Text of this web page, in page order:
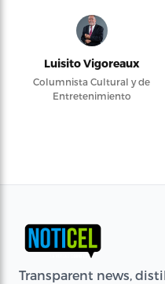
Luisito Vigoreaux
Columnista Cultural y de
Entretenimiento
Transparent news,